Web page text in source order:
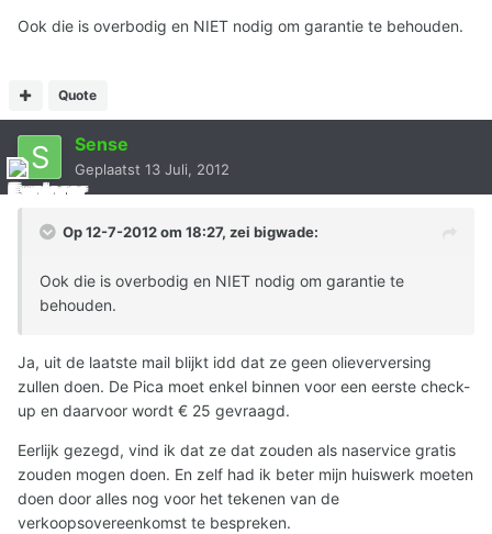
Ook die is overbodig en NIET nodig om garantie te behouden.
Quote
Sense
Geplaatst 13 Juli, 2012
Op 12-7-2012 om 18:27, zei bigwade:
Ook die is overbodig en NIET nodig om garantie te
behouden.
Ja, uit de laatste mail blijkt idd dat ze geen olieverversing
zullen doen. De Pica moet enkel binnen voor een eerste check-
up en daarvoor wordt € 25 gevraagd.
Eerlijk gezegd, vind ik dat ze dat zouden als naservice gratis
zouden mogen doen. En zelf had ik beter mijn huiswerk moeten
doen door alles nog voor het tekenen van de
verkoopsovereenkomst te bespreken.